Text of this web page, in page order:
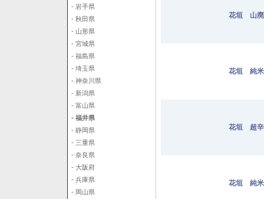
- 岩手県
- 秋田県
- 山形県
- 宮城県
- 福島県
- 埼玉県
- 神奈川県
- 新潟県
- 富山県
- 福井県
- 静岡県
- 三重県
- 奈良県
- 大阪府
- 兵庫県
- 岡山県
花垣 山
花垣 純
花垣 超
花垣 純